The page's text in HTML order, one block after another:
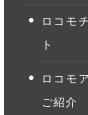
ロコモ
ト
ロコモ
ご紹介